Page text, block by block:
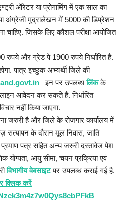
ऑरेटर या प्रोगामिंग में एक साल का
या अंग्रेजी मुद्रालेखन में 5000 की डिप्रेशन
चाहिए. जिसके लिए कौशल परीक्षा आयोजित
और ग्रेड पे 1900 रुपये निर्धारित है.
पात्र इच्छुक अभ्यर्थी जिले की
इन पर उपलब्धलिंकके
आवेदन कर सकते हैं. निर्धारित
नहीं किया जाएगा.
जरुरी है और जिले के रोजगार कार्यालय में
सत्यापन के दौरान मूल निवास, जाति
पत्र सहित अन्य जरुरी दस्तावेज पेश
योग्यता, आयु सीमा, चयन प्रक्रिया एवं
विभागीय वेबसाइटपर उपलब्ध कराई गई है.
क्लिक करें